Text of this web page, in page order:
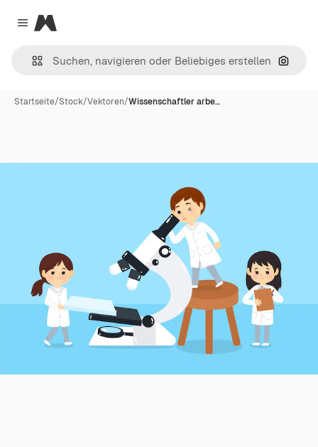
Close menu
Magnific
Nach
Startseite/Stock/Vektoren/Wissenschaftler arbe…